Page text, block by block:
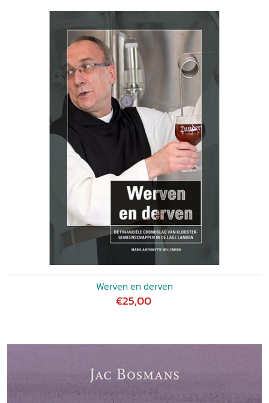
Werven en derven
€25,00